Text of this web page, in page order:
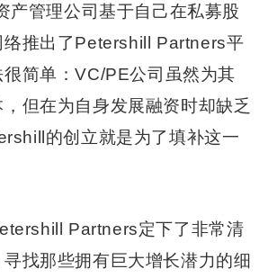
产管理公司基于自己在私募股
络推出了Petershill Partners平
简单：VC/PE公司虽然为其
但在为自身发展融资时却缺乏
的创立就是为了填补这一
Partners定下了非常清
找那些拥有巨大增长潜力的细